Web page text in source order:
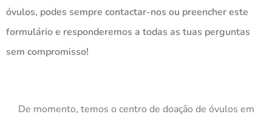
óvulos, podes sempre contactar-nos ou preencher este
formulário e responderemos a todas as tuas perguntas
sem compromisso!
De momento, temos o centro de doação de óvulos em